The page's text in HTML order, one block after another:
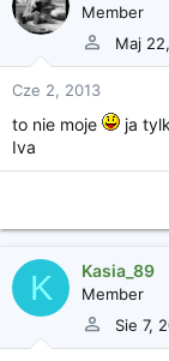
Member
Maj
Cze 2, 2013
to nie moje ja
Iva
K Kasia_89
Member
Sie 7,